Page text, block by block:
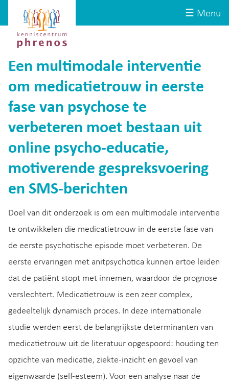
☰ Menu
Kenniscentrum
Phrenos
website
Een multimodale interventie
om medicatietrouw in eerste
fase van psychose te
verbeteren moet bestaan uit
online psycho-educatie,
motiverende gespreksvoering
en SMS-berichten
Doel van dit onderzoek is om een multimodale interventie
te ontwikkelen die medicatietrouw in de eerste fase van
de eerste psychotische episode moet verbeteren. De
eerste ervaringen met anitpsychotica kunnen ertoe leiden
dat de patiënt stopt met innemen, waardoor de prognose
verslechtert. Medicatietrouw is een zeer complex,
gedeeltelijk dynamisch proces. In deze internationale
studie werden eerst de belangrijkste determinanten van
medicatietrouw uit de literatuur opgespoord: houding ten
opzichte van medicatie, ziekte-inzicht en gevoel van
eigenwaarde (self-esteem). Voor een analyse naar de